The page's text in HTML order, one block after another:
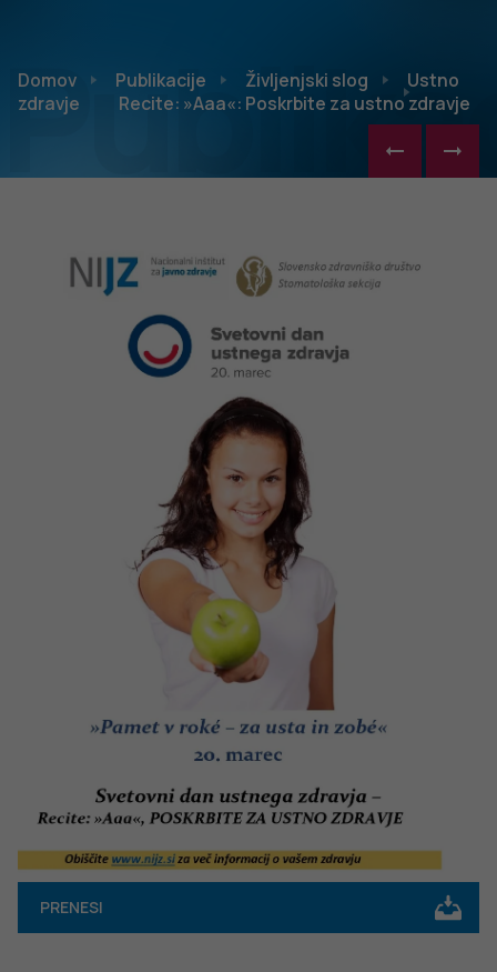
Domov Publikacije Življenjski slog
Ustno
zdravje
Recite: »Aaa«: Poskrbite za ustno zdravje
PRENESI